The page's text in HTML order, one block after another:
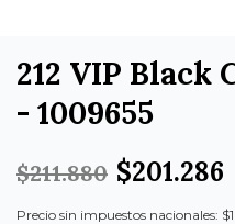
212 VIP Black
- 1009655
$211.880 $201.286
Precio sin impuestos nacionales: